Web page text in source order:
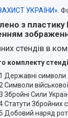
УКРАЇНИ» .
з
стендів в
комплекту
Державні символи
військової
Сили
Збройних
Добовий наряд